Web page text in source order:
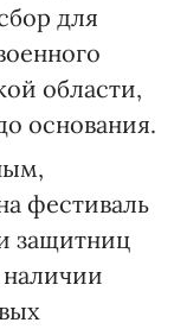
для
области,
основания.
фестиваль
защитниц